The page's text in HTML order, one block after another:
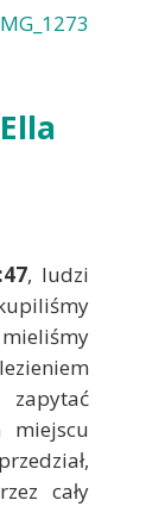
, ludzi
cały